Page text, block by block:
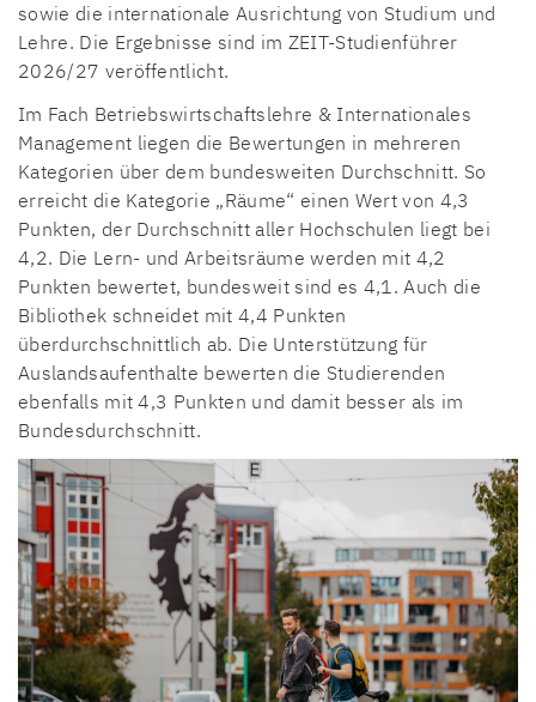
sowie die internationale Ausrichtung von Studium und
Lehre. Die Ergebnisse sind im ZEIT-Studienführer
2026/27 veröffentlicht.
Im Fach Betriebswirtschaftslehre & Internationales
Management liegen die Bewertungen in mehreren
Kategorien über dem bundesweiten Durchschnitt. So
erreicht die Kategorie „Räume“ einen Wert von 4,3
Punkten, der Durchschnitt aller Hochschulen liegt bei
4,2. Die Lern- und Arbeitsräume werden mit 4,2
Punkten bewertet, bundesweit sind es 4,1. Auch die
Bibliothek schneidet mit 4,4 Punkten
überdurchschnittlich ab. Die Unterstützung für
Auslandsaufenthalte bewerten die Studierenden
ebenfalls mit 4,3 Punkten und damit besser als im
Bundesdurchschnitt.